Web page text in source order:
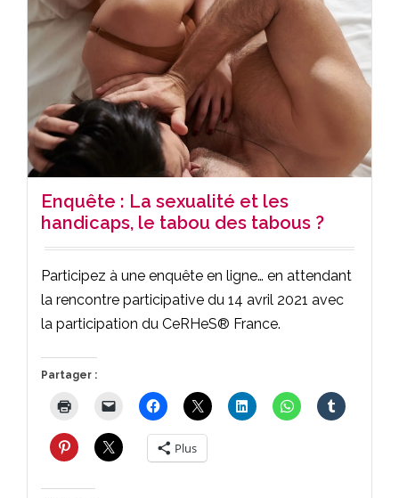
Enquête : La sexualité et les
handicaps, le tabou des tabous ?
Participez à une enquête en ligne… en attendant
la rencontre participative du 14 avril 2021 avec
la participation du CeRHeS® France.
Partager :
Plus